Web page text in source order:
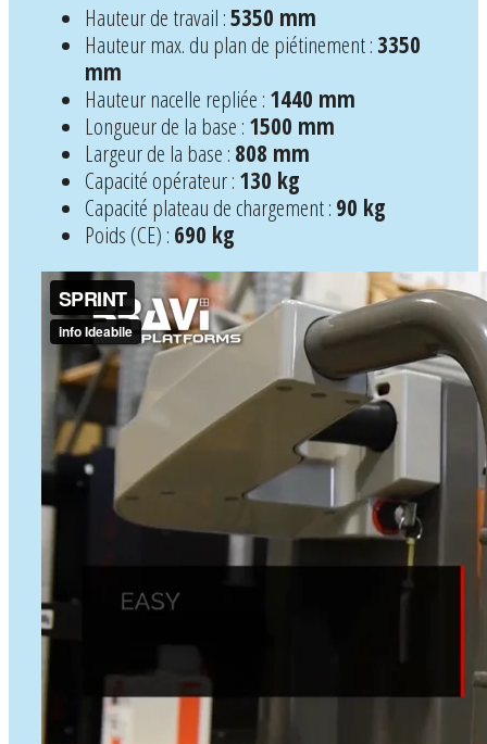
Hauteur de travail :5350 mm
Hauteur max. du plan de piétinement : 3350
mm
Hauteur nacelle repliée : 1440 mm
Longueur de la base : 1500 mm
Largeur de la base : 808 mm
Capacité opérateur : 130 kg
Capacité plateau de chargement : 90 kg
Poids (CE) : 690 kg